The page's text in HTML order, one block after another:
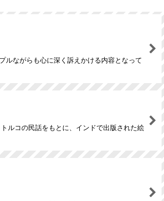
ルながらも心に深く訴えかける内容となって
ルコの民話をもとに、インドで出版された絵